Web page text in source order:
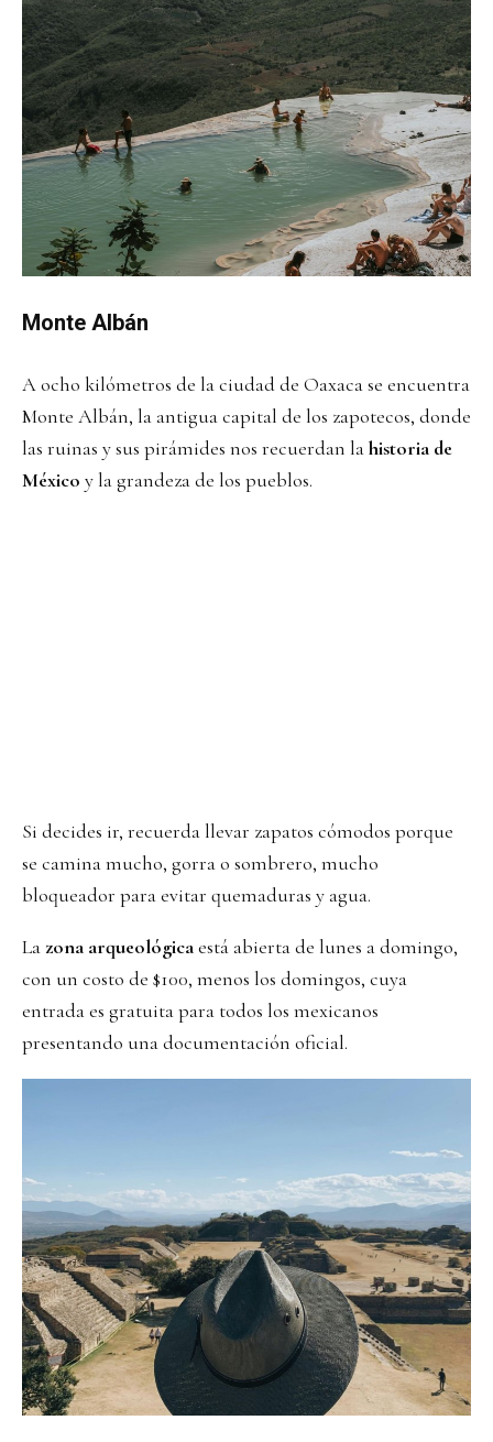
Monte Albán
A ocho kilómetros de la ciudad de Oaxaca se encuentra
Monte Albán, la antigua capital de los zapotecos, donde
las ruinas y sus pirámides nos recuerdan lahistoria de
México y la grandeza de los pueblos.
Si decides ir, recuerda llevar zapatos cómodos porque
se camina mucho, gorra o sombrero, mucho
bloqueador para evitar quemaduras y agua.
La zona arqueológicaestá abierta de lunes a domingo,
con un costo de $100, menos los domingos, cuya
entrada es gratuita para todos los mexicanos
presentando una documentación oficial.